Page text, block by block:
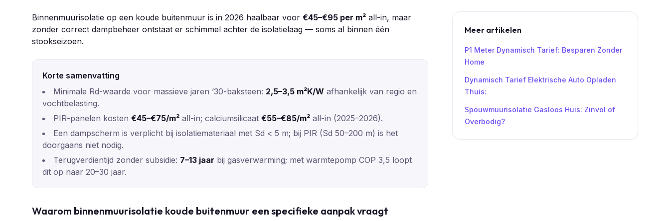
Binnenmuurisolatie op een koude buitenmuur is in 2026 haalbaar voor €45–€95 per m² all-in, maar
zonder correct dampbeheer ontstaat er schimmel achter de isolatielaag — soms al binnen één
stookseizoen.
Korte samenvatting
Minimale Rd-waarde voor massieve jaren ’30-baksteen: 2,5–3,5 m²K/W afhankelijk van regio en
vochtbelasting.
PIR-panelen kosten €45–€75/m² all-in; calciumsilicaat €55–€85/m² all-in (2025–2026).
Een dampscherm is verplicht bij isolatiemateriaal met Sd < 5 m; bij PIR (Sd 50–200 m) is het
doorgaans niet nodig.
Terugverdientijd zonder subsidie: 7–13 jaar bij gasverwarming; met warmtepomp COP 3,5 loopt
dit op naar 20–30 jaar.
Waarom binnenmuurisolatie koude buitenmuur een specifieke aanpak vraagt
Meer artikelen
P1 Meter Dynamisch Tarief: Besparen Zonder
Home
Dynamisch Tarief Elektrische Auto Opladen
Thuis:
Spouwmuurisolatie Gasloos Huis: Zinvol of
Overbodig?